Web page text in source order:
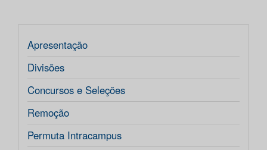
Apresentação
Divisões
Concursos e Seleções
Remoção
Permuta Intracampus